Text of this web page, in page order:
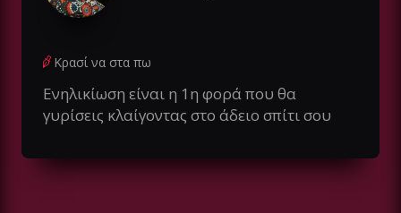
Κρασί να στα πω
Ενηλικίωση είναι η 1η φορά που θα
γυρίσεις κλαίγοντας στο άδειο σπίτι σου